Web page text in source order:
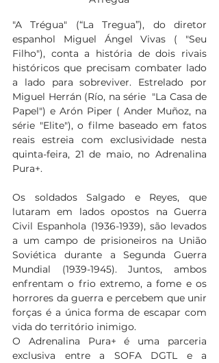
"A Trégua" (“La Tregua”), do diretor
espanhol Miguel Ángel Vivas ( "Seu
Filho"), conta a história de dois rivais
históricos que precisam combater lado
a lado para sobreviver. Estrelado por
Miguel Herrán (Río, na série  "La Casa de
Papel") e Arón Piper ( Ander Muñoz, na
série "Elite"), o filme baseado em fatos
reais estreia com exclusividade nesta
quinta-feira, 21 de maio, no Adrenalina
Pura+.
Os soldados Salgado e Reyes, que
lutaram em lados opostos na Guerra
Civil Espanhola (1936-1939), são levados
a um campo de prisioneiros na União
Soviética durante a Segunda Guerra
Mundial (1939-1945). Juntos, ambos
enfrentam o frio extremo, a fome e os
horrores da guerra e percebem que unir
forças é a única forma de escapar com
vida do território inimigo.
O Adrenalina Pura+ é uma parceria
exclusiva entre a SOFA DGTL e a